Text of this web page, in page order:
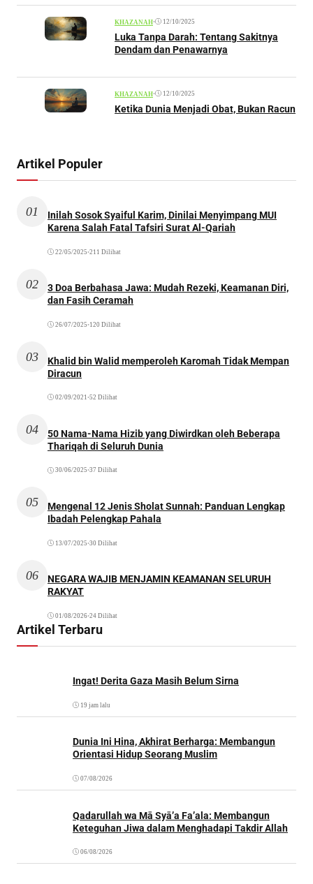
KHAZANAH• 12/10/2025
Luka Tanpa Darah: Tentang Sakitnya
Dendam dan Penawarnya
KHAZANAH• 12/10/2025
Ketika Dunia Menjadi Obat, Bukan Racun
Artikel Populer
01
Inilah Sosok Syaiful Karim, Dinilai Menyimpang MUI
Karena Salah Fatal Tafsiri Surat Al-Qariah
22/05/2025 •211 Dilihat
02
3 Doa Berbahasa Jawa: Mudah Rezeki, Keamanan Diri,
dan Fasih Ceramah
26/07/2025 •120 Dilihat
03
Khalid bin Walid memperoleh Karomah Tidak Mempan
Diracun
02/09/2021 •52 Dilihat
04
50 Nama-Nama Hizib yang Diwirdkan oleh Beberapa
Thariqah di Seluruh Dunia
30/06/2025 •37 Dilihat
05
Mengenal 12 Jenis Sholat Sunnah: Panduan Lengkap
Ibadah Pelengkap Pahala
13/07/2025 •30 Dilihat
06
NEGARA WAJIB MENJAMIN KEAMANAN SELURUH
RAKYAT
01/08/2026•24 Dilihat
Artikel Terbaru
Ingat! Derita Gaza Masih Belum Sirna
19 jam lalu
Dunia Ini Hina, Akhirat Berharga: Membangun
Orientasi Hidup Seorang Muslim
07/08/2026
Qadarullah wa Mā Syā’a Fa’ala: Membangun
Keteguhan Jiwa dalam Menghadapi Takdir Allah
06/08/2026